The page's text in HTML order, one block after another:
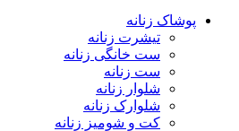
پوشاک زنانه
تیشرت زنانه
ست خانگی زنانه
ست زنانه
شلوار زنانه
شلوارک زنانه
کت و شومیز زنانه